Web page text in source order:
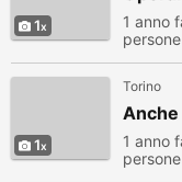
1 1 anno
1
Torino
1 anno